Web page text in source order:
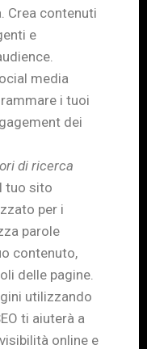
Crea contenuti
e
media
i tuoi
dei
di ricerca
tuo sito
per i
parole
contenuto,
delle pagine.
utilizzando
ti aiuterà a
online e